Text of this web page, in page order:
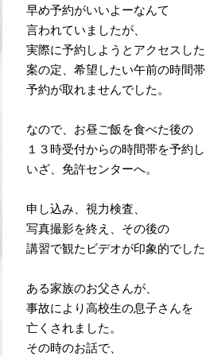
早め予約がいいよーなんて
言われていましたが、
実際に予約しようとアクセスした
案の定、希望したい午前の時間
予約が取れませんでした。
なので、お昼ご飯を食べた後の
１３時受付からの時間帯を予約し
いざ、免許センターへ。
申し込み、視力検査、
写真撮影を終え、その後の
講習で観たビデオが印象的でした
ある家族のお父さんが、
事故により高校生の息子さんを
亡くされました。
その時のお話で、